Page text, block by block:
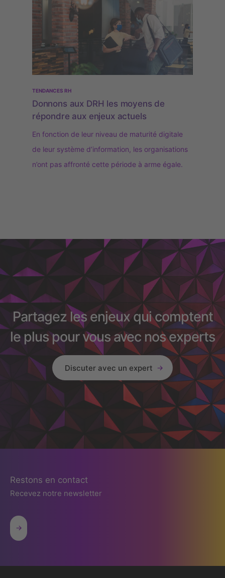
TENDANCES RH
Donnons aux DRH les moyens de
répondre aux enjeux actuels
En fonction de leur niveau de maturité digitale
de leur système d’information, les organisations
n’ont pas affronté cette période à arme égale.
Partagez les enjeux qui comptent
le plus pour vous avec nos experts
Discuter avec un expert
Restons en contact
Recevez notre newsletter